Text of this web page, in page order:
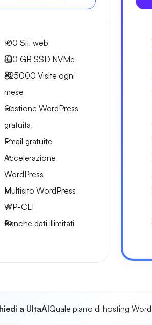
100 Siti web
100 GB SSD NVMe
~25000 Visite ogni
mese
Gestione WordPress
gratuita
Email gratuite
Accelerazione
WordPress
Multisito WordPress
WP-CLI
Banche dati illimitati
a UltaAIQuale piano di hosting